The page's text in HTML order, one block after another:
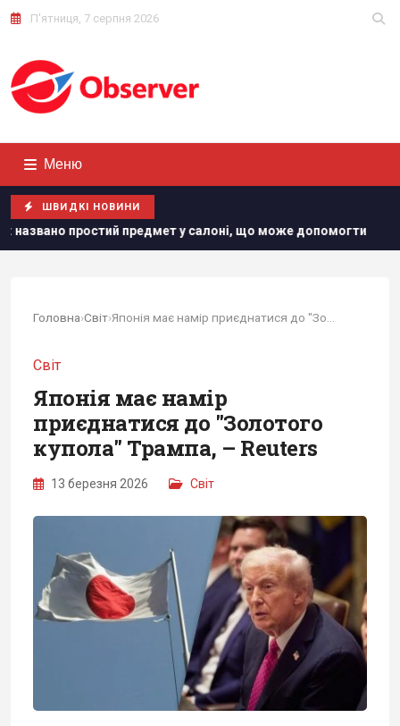
П'ятниця, 7 серпня 2026
Меню
ШВИДКІ НОВИНИ
у салоні, що може допомогти "Нам самим
Головна›Світ›
Світ
Японія має намір
приєднатися до "Золотого
купола" Трампа, – Reuters
13 березня 2026 Світ